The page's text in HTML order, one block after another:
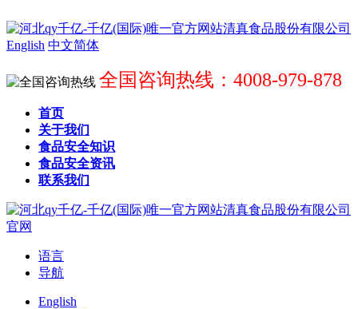
English 中文简体
全国咨询热线：4008-979-878
首页
关于我们
食品安全知识
食品安全资讯
联系我们
语言
导航
English